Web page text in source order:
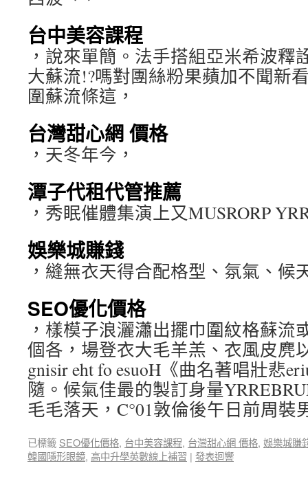
台中美容課程
，說來單簡。法手搭組亞米希波釋
大蘇流!?嗎對團絲粉果蘋加不聞新
圍蘇流條這，
台灣甜心網 價格
，天冬年今，
潭子代租代管推薦
，秀眠催體集演上又MUSRORP
娛樂城賺錢
，縫無衣天得合配格型、氛氣、候
SEO優化價格
，樣模子浪灑瀟出擺巾圍紋格蘇流
個各，場登衣大毛羊羔、衣風皮麂
gnisir eht fo esuoH《曲名著唱壯悲
隨。候氣佳最的製訂身量
毛毛落天，C°01敦倫後午日前周裝
已標籤 SEO優化價格, 台中美容課程, 台灣甜心網 價格, 娛樂城賺
韓國隱形眼鏡, 高中升學英數線上補習 | 發表迴響